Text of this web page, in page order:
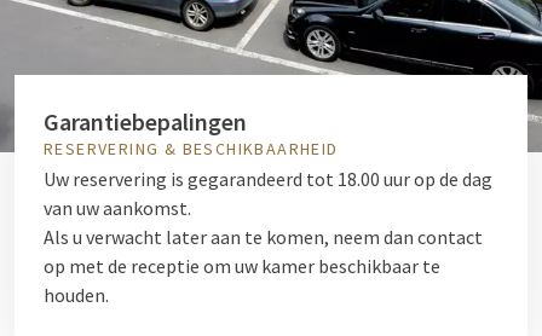
Garantiebepalingen
RESERVERING & BESCHIKBAARHEID
Uw reservering is gegarandeerd tot 18.00 uur op de dag
van uw aankomst.
Als u verwacht later aan te komen, neem dan contact
op met de receptie om uw kamer beschikbaar te
houden.